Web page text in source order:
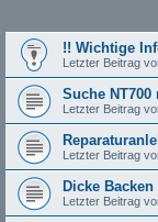
!! Wichtige
Letzter Beitrag
Suche NT700
Letzter Beitrag
Letzter Beitrag
Dicke Backen
Letzter Beitrag